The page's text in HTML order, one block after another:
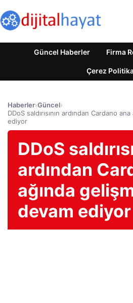
Güncel Haberler Firma
Çerez
Haberler›Güncel›
DDoS saldırısının ardından Cardano
ediyor
DDoS
ardından
ağında
devam ediyor